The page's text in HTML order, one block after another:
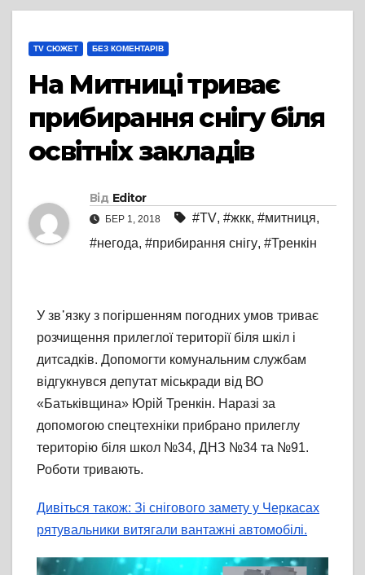
TV СЮЖЕТ БЕЗ КОМЕНТАРІВ
На Митниці триває
прибирання снігу біля
освітніх закладів
Від Editor
БЕР 1, 2018 #TV, #жкк, #митниця,
#негода, #прибирання снігу, #Тренкін
У зв᾽язку з погіршенням погодних умов триває
розчищення прилеглої території біля шкіл і
дитсадків. Допомогти комунальним службам
відгукнувся депутат міськради від ВО
«Батьківщина» Юрій Тренкін. Наразі за
допомогою спецтехніки прибрано прилеглу
територію біля школ №34, ДНЗ №34 та №91.
Роботи тривають.
Дивіться також: Зі снігового замету у Черкасах
рятувальники витягали вантажні автомобілі.